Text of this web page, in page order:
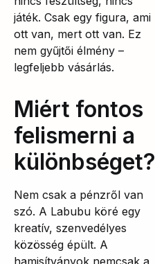
játék. Csak egy figura, ami
ott van, mert ott van. Ez
nem gyűjtői élmény –
legfeljebb vásárlás.
Miért fontos
felismerni a
különbséget?
Nem csak a pénzről van
szó. A Labubu köré egy
kreatív, szenvedélyes
közösség épült. A
hamisítványok nemcsak a